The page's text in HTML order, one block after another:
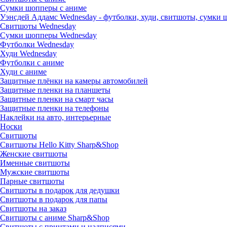
Сумки шопперы с аниме
Уэнсдей Аддамс Wednesday - футболки, худи, свитшоты, сумки
Свитшоты Wednesday
Сумки шопперы Wednesday
Футболки Wednesday
Худи Wednesday
Футболки с аниме
Худи с аниме
Защитные плёнки на камеры автомобилей
Защитные пленки на планшеты
Защитные пленки на смарт часы
Защитные пленки на телефоны
Наклейки на авто, интерьерные
Носки
Свитшоты
Cвитшоты Hello Kitty Sharp&Shop
Женские свитшоты
Именные свитшоты
Мужские свитшоты
Парные свитшоты
Свитшоты в подарок для дедушки
Свитшоты в подарок для папы
Свитшоты на заказ
Свитшоты с аниме Sharp&Shop